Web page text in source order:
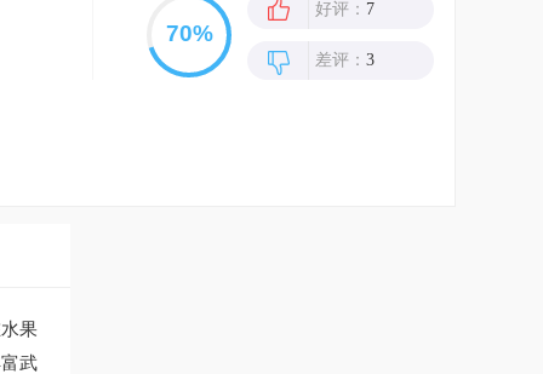
好评： 7
差评： 3
果
武